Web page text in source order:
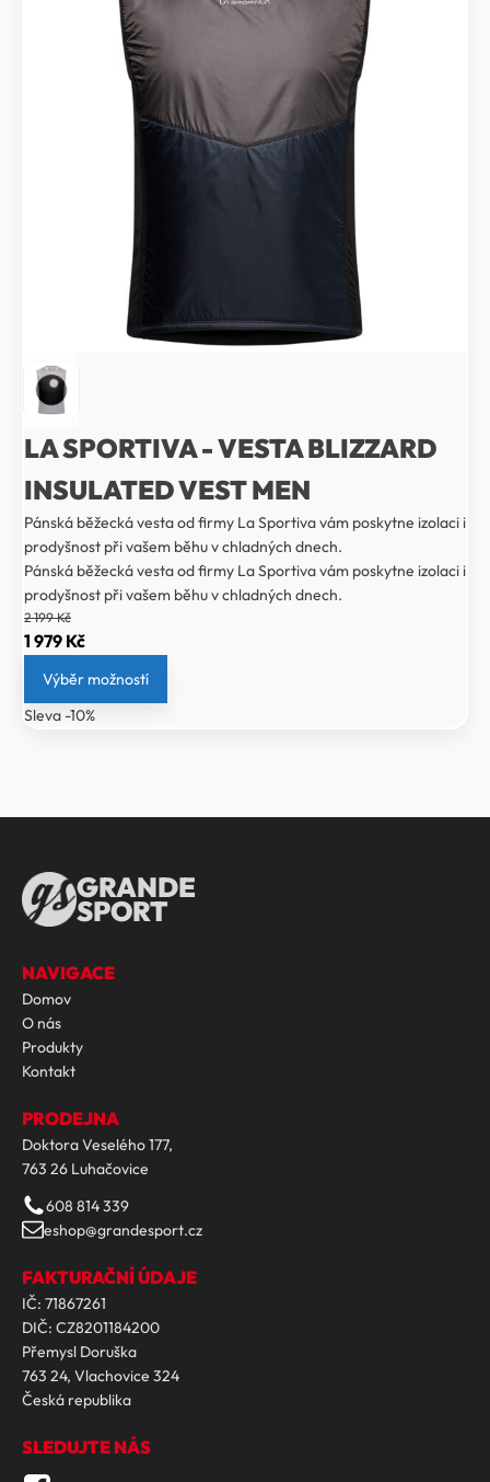
LA SPORTIVA - VESTA BLIZZARD
INSULATED VEST MEN
Pánská běžecká vesta od firmy La Sportiva vám poskytne izolaci i
prodyšnost při vašem běhu v chladných dnech.
Pánská běžecká vesta od firmy La Sportiva vám poskytne izolaci i
prodyšnost při vašem běhu v chladných dnech.
2 199Kč
Původní
cena
byla:
2
1 979 KčAktuální
cena
1
Výběr možností
Sleva -10%
GRANDE
SPORT
NAVIGACE
Domov
O nás
Produkty
Kontakt
PRODEJNA
Doktora Veselého 177,
763 26 Luhačovice
608 814 339
eshop@grandesport.cz
FAKTURAČNÍ ÚDAJE
IČ: 71867261
DIČ: CZ8201184200
Přemysl Doruška
763 24, Vlachovice 324
Česká republika
SLEDUJTE NÁS